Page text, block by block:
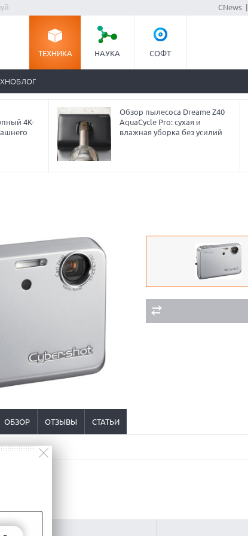
CNews|
ТЕХНИКА НАУКА СОФТ
4K-
Обзор пылесоса Dreame Z40
AquaCycle Pro: сухая и
влажная уборка без усилий
ОБЗОР ОТЗЫВЫ СТАТЬИ